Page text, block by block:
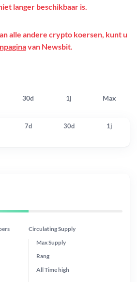
30d 1j Max
langer beschikbaar is.
alle andere crypto koersen, kunt u
van Newsbit.
7d 30d 1j
Circulating Supply
Max Supply
Rang
All Timehigh